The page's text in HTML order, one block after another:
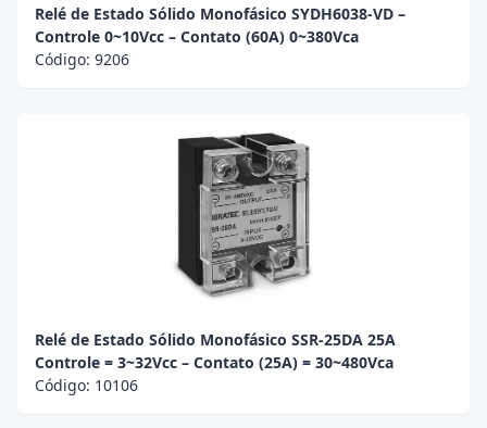
Relé de Estado Sólido Monofásico SYDH6038-VD –
Controle 0~10Vcc – Contato (60A) 0~380Vca
Código: 9206
Relé de Estado Sólido Monofásico SSR-25DA 25A
Controle = 3~32Vcc – Contato (25A) = 30~480Vca
Código: 10106